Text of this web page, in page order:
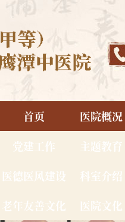
首页 医院概况
党建工作
主题教育
医德医风建设
科室介绍
老年友善文化
医院文化